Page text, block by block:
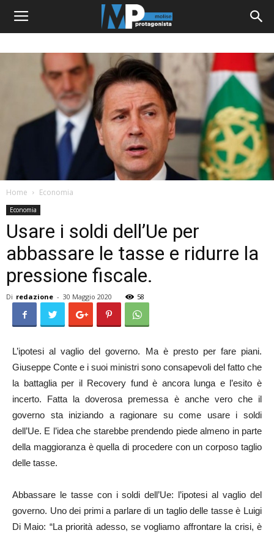
Home Economia
Economia
Usare i soldi dell’Ue per
abbassare le tasse e ridurre la
pressione fiscale.
Di redazione - 30 Maggio 2020 58
L’ipotesi al vaglio del governo. Ma è presto per fare piani.
Giuseppe Conte e i suoi ministri sono consapevoli del fatto che
la battaglia per il Recovery fund è ancora lunga e l’esito è
incerto. Fatta la doverosa premessa è anche vero che il
governo sta iniziando a ragionare su come usare i soldi
dell’Ue. E l’idea che starebbe prendendo piede almeno in parte
della maggioranza è quella di procedere con un corposo taglio
delle tasse.
Abbassare le tasse con i soldi dell’Ue: l’ipotesi al vaglio del
governo. Uno dei primi a parlare di un taglio delle tasse è Luigi
Di Maio: “La priorità adesso, se vogliamo affrontare la crisi, è